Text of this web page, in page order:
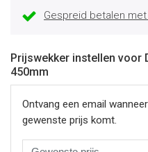
Gespreid betalen
Prijswekker instellen voor
450mm
Ontvang een email
gewenste prijs komt.